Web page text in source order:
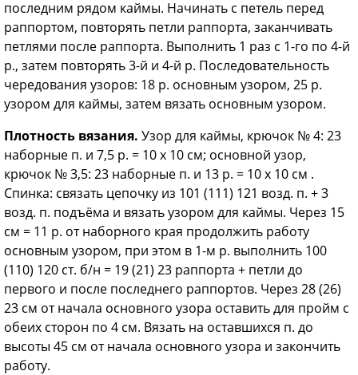
последним рядом каймы. Начинать с петель перед
раппортом, повторять петли раппорта, заканчивать
петлями после раппорта. Выполнить 1 раз с 1-го по 4-й
р., затем повторять 3-й и 4-й р. Последовательность
чередования узоров: 18 р. основным узором, 25 р.
узором для каймы, затем вязать основным узором.
Плотность вязания. Узор для каймы, крючок № 4: 23
наборные п. и 7,5 р. = 10 х 10 см; основной узор,
крючок № 3,5: 23 наборные п. и 13 р. = 10 х 10 см .
Спинка: связать цепочку из 101 (111) 121 возд. п. + 3
возд. п. подъёма и вязать узором для каймы. Через 15
см = 11 р. от наборного края продолжить работу
основным узором, при этом в 1-м р. выполнить 100
(110) 120 ст. б/н = 19 (21) 23 раппорта + петли до
первого и после последнего раппортов. Через 28 (26)
23 см от начала основного узора оставить для пройм с
обеих сторон по 4 см. Вязать на оставшихся п. до
высоты 45 см от начала основного узора и закончить
работу.